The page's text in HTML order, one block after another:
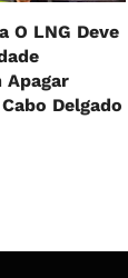
O LNG Deve
Apagar
Delgado